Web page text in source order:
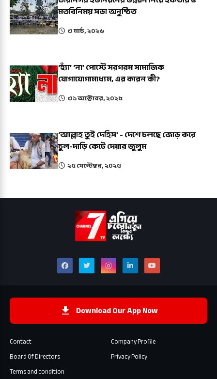
মতবিনিময় সভা অনুষ্ঠিত
৩ মার্চ, ২০২৬
‘হ্যাঁ’ ‘না’ পোস্টে সরগরম সামাজিক
যোগাযোগামাধ্যম, এর কারন কী?
৩১ অক্টোবর, ২০২৫
‘আল্লাহ তুই দেহিস’ - দেশে চলছে জোড় করে
চুল-দাড়ি কেটে দেয়ার জুলুম
২৫ সেপ্টেম্বর, ২০২৫
Download Our App Now
Contact
Company Profile
Board Of Directors
Privacy Policy
Terms and condition